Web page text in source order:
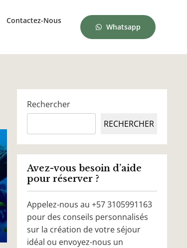
Contactez-Nous
Whatsapp
Rechercher
RECHERCHER
Avez-vous besoin d’aide
pour réserver ?
Appelez-nous au +57 3105991163
pour des conseils personnalisés
sur la création de votre séjour
idéal ou envoyez-nous un